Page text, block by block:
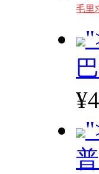
毛里